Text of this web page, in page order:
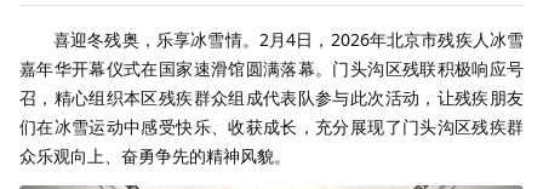
喜迎冬残奥，乐享冰雪情。2月4日，2026年北京市残疾人冰雪
嘉年华开幕仪式在国家速滑馆圆满落幕。门头沟区残联积极响应号
召，精心组织本区残疾群众组成代表队参与此次活动，让残疾朋友
们在冰雪运动中感受快乐、收获成长，充分展现了门头沟区残疾群
众乐观向上、奋勇争先的精神风貌。